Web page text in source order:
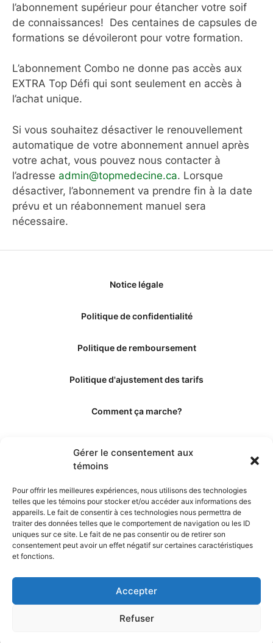
Gérer le consentement aux
témoins
Pour offrir les meilleures expériences, nous utilisons des technologies
telles que les témoins pour stocker et/ou accéder aux informations des
appareils. Le fait de consentir à ces technologies nous permettra de
traiter des données telles que le comportement de navigation ou les ID
uniques sur ce site. Le fait de ne pas consentir ou de retirer son
consentement peut avoir un effet négatif sur certaines caractéristiques
et fonctions.
Accepter
Refuser
l’abonnement supérieur pour étancher votre soif
de connaissances! Des centaines de capsules de
formations se dévoileront pour votre formation.
L’abonnement Combo ne donne pas accès aux
EXTRA Top Défi qui sont seulement en accès à
l’achat unique.
Si vous souhaitez désactiver le renouvellement
automatique de votre abonnement annuel après
votre achat, vous pouvez nous contacter à
l’adresse admin@topmedecine.ca. Lorsque
désactiver, l’abonnement va prendre fin à la date
prévu et un réabonnement manuel sera
nécessaire.
Notice légale
Politique de confidentialité
Politique de remboursement
Politique d'ajustement des tarifs
Comment ça marche?
Les éditeurs
Les experts et collaborateurs